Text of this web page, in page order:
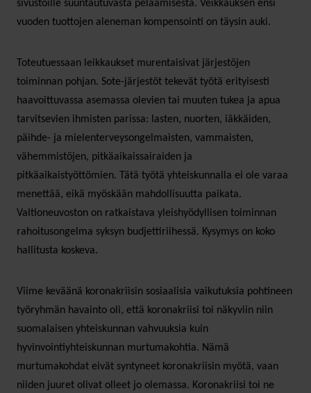
sivustoille suuntautuvasta pelaamisesta. Veikkauksen ensi
vuoden tuottojen aleneman kompensointi on täysin auki.
Toteutuessaan leikkaukset murentaisivat järjestöjen
toiminnan pohjan. Sote-järjestöt tekevät työtä erityisesti
haavoittuvassa asemassa olevien tai muuten tukea ja apua
tarvitsevien ihmisten parissa: lasten, nuorten, iäkkäiden,
päihde- ja mielenterveysongelmaisten, vammaisten,
vähemmistöjen, pitkäaikaissairaiden ja
pitkäaikaistyöttömien. Tätä työtä yhteiskunnalla ei ole varaa
menettää, eikä myöskään mahdollisuutta paikata.
Valtioneuvoston on ratkaistava yleishyödyllisen toiminnan
rahoitusongelma syksyn budjettiriihessä. Kysymys on koko
hallitusta koskeva.
Viime keväänä koronakriisin sosiaalisia vaikutuksia pohtineen
työryhmän havainto oli, että koronakriisi toi näkyviin niin
suomalaisen yhteiskunnan vahvuuksia kuin
hyvinvointiyhteiskunnan murtumakohtia. Nämä
murtumakohdat eivät syntyneet koronakriisin myötä, vaan
niiden juuret olivat olleet jo olemassa. Koronakriisi toi ne